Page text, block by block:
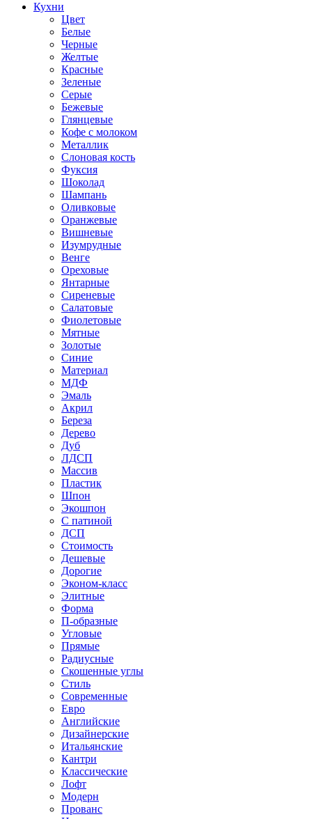
Кухни
Цвет
Белые
Черные
Желтые
Красные
Зеленые
Серые
Бежевые
Глянцевые
Кофе с молоком
Металлик
Слоновая кость
Фуксия
Шоколад
Шампань
Оливковые
Оранжевые
Вишневые
Изумрудные
Венге
Ореховые
Янтарные
Сиреневые
Салатовые
Фиолетовые
Мятные
Золотые
Синие
Материал
МДФ
Эмаль
Акрил
Береза
Дерево
Дуб
ЛДСП
Массив
Пластик
Шпон
Экошпон
С патиной
ДСП
Стоимость
Дешевые
Дорогие
Эконом-класс
Элитные
Форма
П-образные
Угловые
Прямые
Радиусные
Скошенные углы
Стиль
Современные
Евро
Английские
Дизайнерские
Итальянские
Кантри
Классические
Лофт
Модерн
Прованс